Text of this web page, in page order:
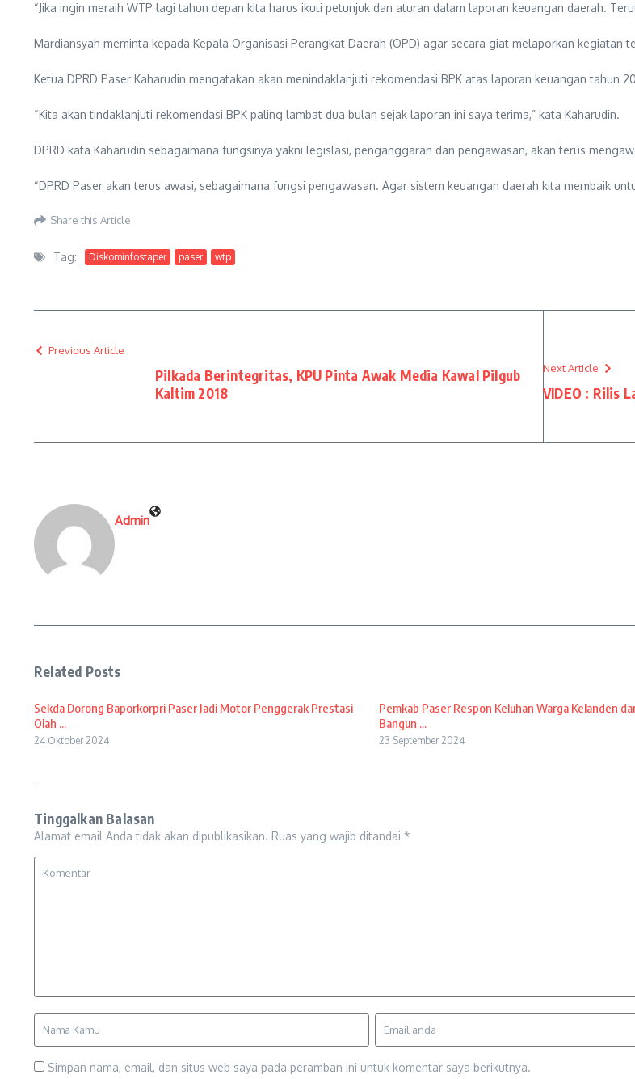
“Jika ingin meraih WTP lagi tahun depan kita harus ikuti petunjuk dan aturan dalam laporan keuangan daerah.
Mardiansyah meminta kepada Kepala Organisasi Perangkat Daerah (OPD) agar secara giat melaporkan
Ketua DPRD Paser Kaharudin mengatakan akan menindaklanjuti rekomendasi BPK atas laporan keuangan tahun
“Kita akan tindaklanjuti rekomendasi BPK paling lambat dua bulan sejak laporan ini saya terima,” kata Kaharudin.
DPRD kata Kaharudin sebagaimana fungsinya yakni legislasi, penganggaran dan pengawasan, akan terus
“DPRD Paser akan terus awasi, sebagaimana fungsi pengawasan. Agar sistem keuangan daerah kita membaik
Share this Article
Tag: Diskominfostaper paser wtp
Previous Article
Pilkada Berintegritas, KPU Pinta Awak Media Kawal Pilgub
Kaltim 2018
Next Article
VIDEO : Rilis
Admin
Related Posts
Sekda Dorong Baporkorpri Paser Jadi Motor Penggerak Prestasi
Olah ...
24 Oktober 2024
Pemkab Paser Respon Keluhan Warga Kelanden
Bangun ...
23 September 2024
Tinggalkan Balasan
Alamat email Anda tidak akan dipublikasikan. Ruas yang wajib ditandai *
Simpan nama, email, dan situs web saya pada peramban ini untuk komentar saya berikutnya.